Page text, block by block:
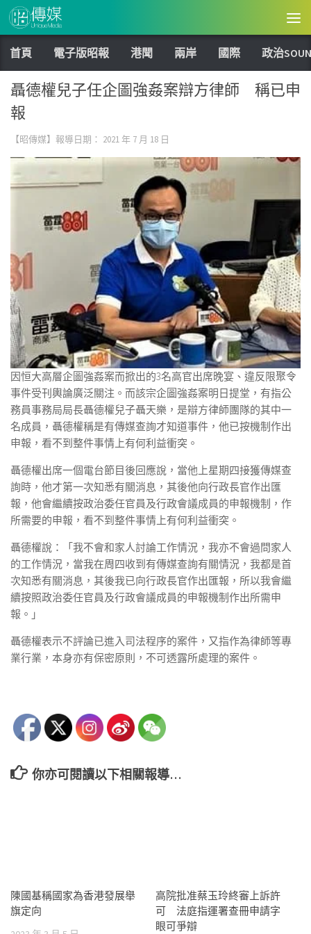
Skip to content
首頁 電子版昭報 港聞 兩岸 國際 政治
聶德權兒子任企圖強姦案辯方律師 稱已申
報
【昭傳媒】報導日期： 2021 年 7 月 18 日
因恒大高層企圖強姦案而掀出的3名高官出席晚宴、違反限聚令
事件受刊輿論廣泛關注。而該宗企圖強姦案明日提堂，有指公
務員事務局局長聶德權兒子聶天樂，是辯方律師團隊的其中一
名成員，聶德權稱是有傳媒查詢才知道事件，他已按機制作出
申報，看不到整件事情上有何利益衝突。
聶德權出席一個電台節目後回應說，當他上星期四接獲傳媒查
詢時，他才第一次知悉有關消息，其後他向行政長官作出匯
報，他會繼續按政治委任官員及行政會議成員的申報機制，作
所需要的申報，看不到整件事情上有何利益衝突。
聶德權說：「我不會和家人討論工作情況，我亦不會過問家人
的工作情況，當我在周四收到有傳媒查詢有關情況，我都是首
次知悉有關消息，其後我已向行政長官作出匯報，所以我會繼
續按照政治委任官員及行政會議成員的申報機制作出所需申
報。」
聶德權表示不評論已進入司法程序的案件，又指作為律師等專
業行業，本身亦有保密原則，不可透露所處理的案件。
你亦可閱讀以下相關報導…
陳國基稱國家為香港發展舉
旗定向
高院批准蔡玉玲終審上訴許
可 法庭指運署查冊申請字
眼可爭辯